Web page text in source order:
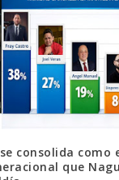
consolida como
que